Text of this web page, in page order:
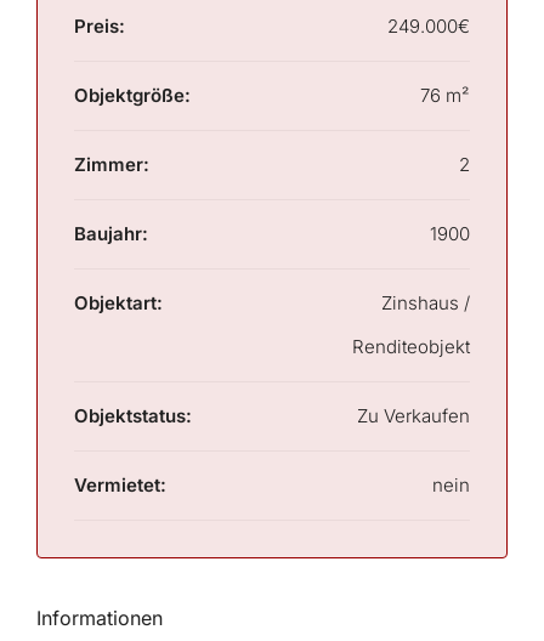
Preis: 249.000€
Objektgröße: 76 m²
Zimmer: 2
Baujahr: 1900
Objektart:
Zinshaus /
Renditeobjekt
Objektstatus: Zu Verkaufen
Vermietet: nein
Informationen